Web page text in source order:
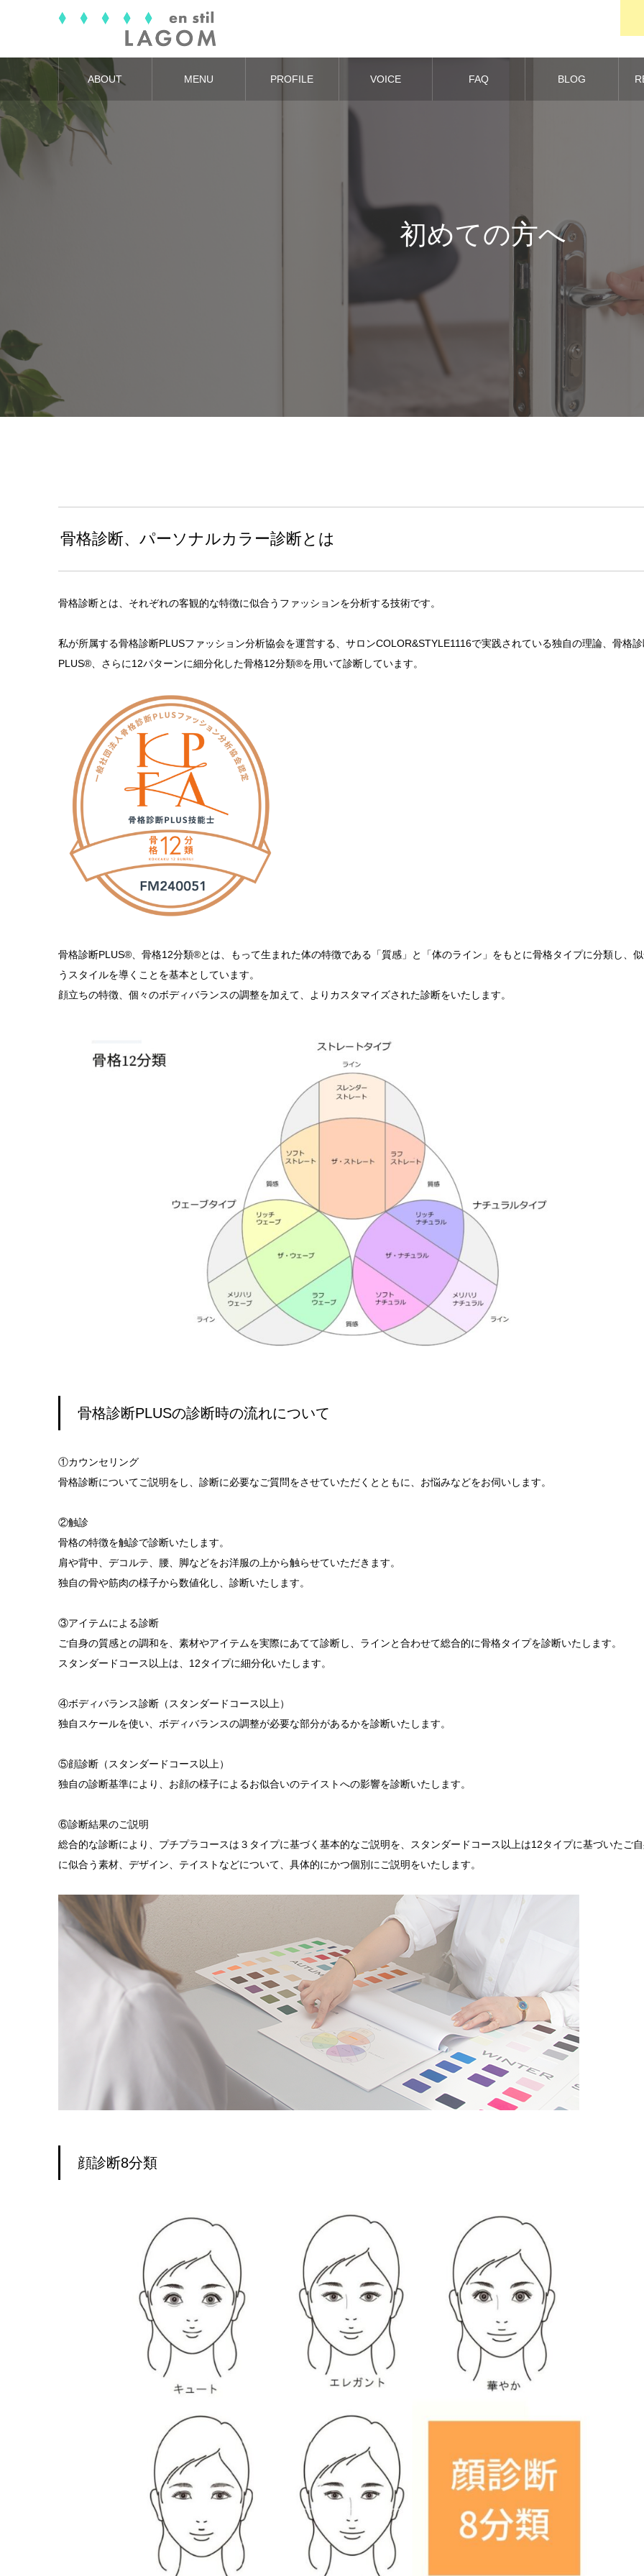
ABOUT MENU PROFILE VOICE FAQ BLOG
初めての方へ
骨格診断、パーソナルカラー診断とは
骨格診断とは、それぞれの客観的な特徴に似合うファッションを分析する技術です。
私が所属する骨格診断PLUSファッション分析協会を運営する、サロンCOLOR&STYLE1116で実践されている独自の理論、骨格
PLUS®、さらに12パターンに細分化した骨格12分類®を用いて診断しています。
骨格診断PLUS®、骨格12分類®とは、もって生まれた体の特徴である「質感」と「体のライン」をもとに骨格タイプに分類し、
うスタイルを導くことを基本としています。
顔立ちの特徴、個々のボディバランスの調整を加えて、よりカスタマイズされた診断をいたします。
骨格診断PLUSの診断時の流れについて
①カウンセリング
骨格診断についてご説明をし、診断に必要なご質問をさせていただくとともに、お悩みなどをお伺いします。
②触診
骨格の特徴を触診で診断いたします。
肩や背中、デコルテ、腰、脚などをお洋服の上から触らせていただきます。
独自の骨や筋肉の様子から数値化し、診断いたします。
③アイテムによる診断
ご自身の質感との調和を、素材やアイテムを実際にあてて診断し、ラインと合わせて総合的に骨格タイプを診断いたします。
スタンダードコース以上は、12タイプに細分化いたします。
④ボディバランス診断（スタンダードコース以上）
独自スケールを使い、ボディバランスの調整が必要な部分があるかを診断いたします。
⑤顔診断（スタンダードコース以上）
独自の診断基準により、お顔の様子によるお似合いのテイストへの影響を診断いたします。
⑥診断結果のご説明
総合的な診断により、プチプラコースは３タイプに基づく基本的なご説明を、スタンダードコース以上は12タイプに基づいたご
に似合う素材、デザイン、テイストなどについて、具体的にかつ個別にご説明をいたします。
顔診断8分類